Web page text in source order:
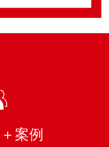
＋案例